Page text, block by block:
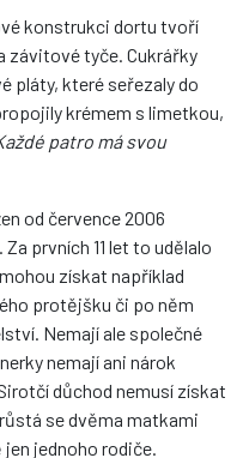
konstrukci dortu tvoří
závitové tyče. Cukrářky
pláty, které seřezaly do
krémem s limetkou,
patro má svou
od července 2006
prvních 11 let to udělalo
získat například
protějšku či po něm
Nemají ale společné
nemají ani nárok
důchod nemusí získat
se dvěma matkami
jednoho rodiče.